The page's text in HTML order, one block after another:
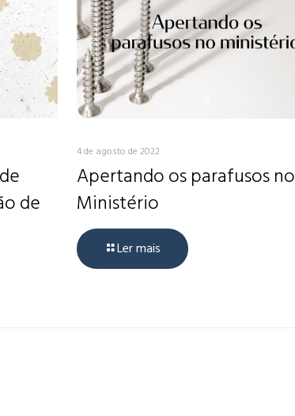
de
4 de agosto de 2022
Apertando os parafusos no
Ministério
Ler mais